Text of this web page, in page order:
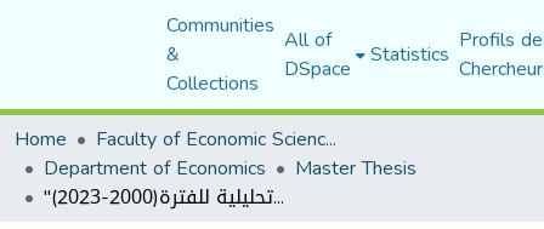
Communities
&
Collections
All of
DSpace Statistics Profils
Home
Faculty of Economic Sciences, Commerce and Management Sciences
Department of Economics Master Thesis
"التنويع الاقتصادي في الجزائر بين الواقع والمأمول دراسة تحليلية للفترة(2000-2023)